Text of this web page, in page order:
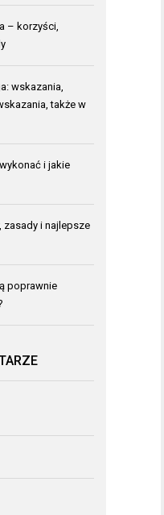
– korzyści,
wskazania,
także w
i jakie
zasady i najlepsze
poprawnie